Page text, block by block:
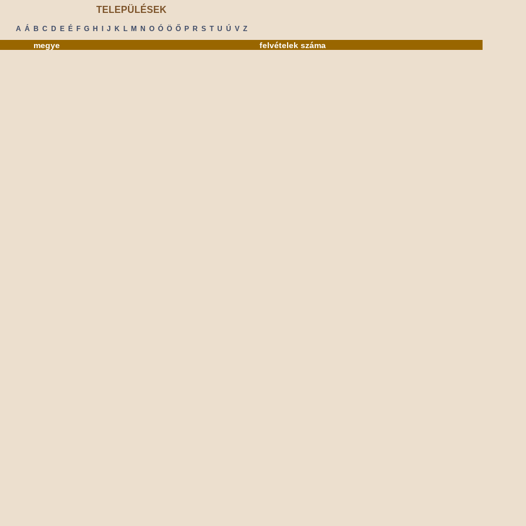
TELEPÜLÉSEK
A Á B C D E É F G H J K L M N O Ó Ö Ő P R S T U Ú V Z
megye felvételek száma